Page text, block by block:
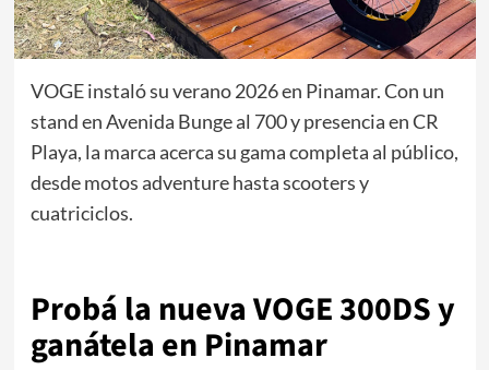
VOGE instaló su verano 2026 en Pinamar. Con un
stand en Avenida Bunge al 700 y presencia en CR
Playa, la marca acerca su gama completa al público,
desde motos adventure hasta scooters y
cuatriciclos.
Probá la nueva VOGE 300DS y
ganátela en Pinamar